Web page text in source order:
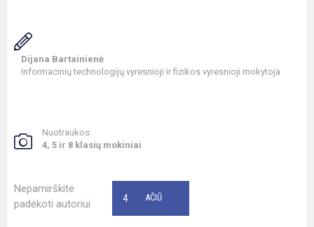
Dijana Bartainienė
Informacinių technologijų vyresnioji ir fizikos vyresnioji mokytoja
Nuotraukos:
4, 5 ir 8 klasių mokiniai
Nepamirškite
padėkoti autoriui
AČIŪ
4